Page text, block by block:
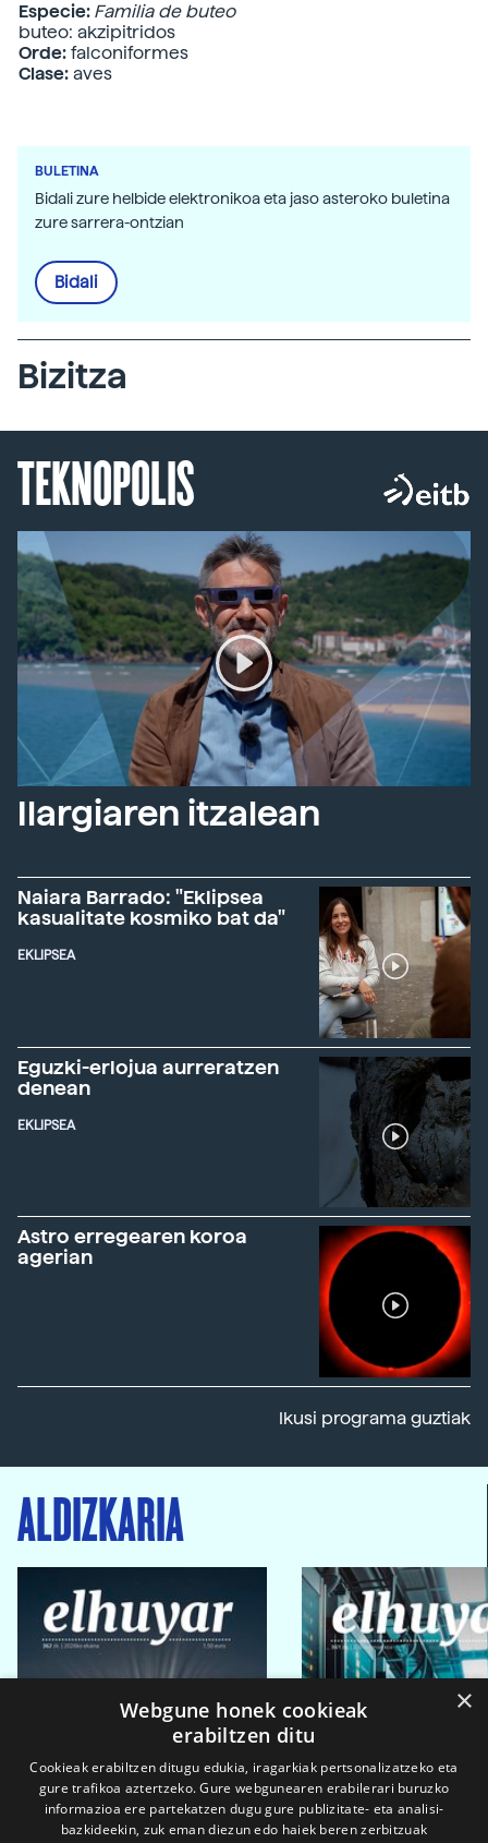
Especie: Familia de buteo
buteo: akzipitridos
Orde: falconiformes
Clase: aves
BULETINA
Bidali zure helbide elektronikoa eta jaso asteroko buletina
zure sarrera-ontzian
Bidali
Bizitza
TEKNOPOLIS
Ilargiaren itzalean
Naiara Barrado: "Eklipsea
kasualitate kosmiko bat da"
EKLIPSEA
Eguzki-erlojua aurreratzen
denean
EKLIPSEA
Astro erregearen koroa
agerian
Ikusi programa guztiak
ALDIZKARIA
×
Webgune honek cookieak
erabiltzen ditu
Cookieak erabiltzen ditugu edukia, iragarkiak pertsonalizatzeko eta
gure trafikoa aztertzeko. Gure webgunearen erabilerari buruzko
informazioa ere partekatzen dugu gure publizitate- eta analisi-
bazkideekin, zuk eman diezun edo haiek beren zerbitzuak